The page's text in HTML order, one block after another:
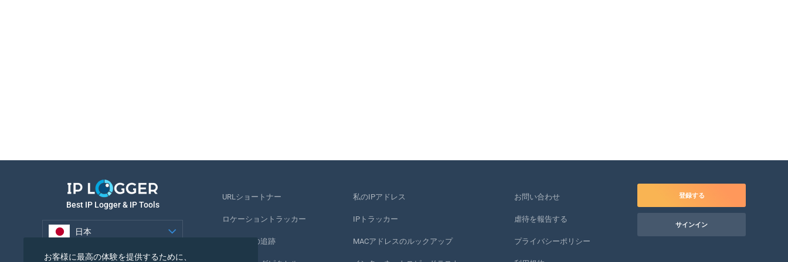
Best IP Logger & IP Tools
日本
日本
URLショートナー
ロケーショントラッカー
電話番号の追跡
私のIPアドレス
IPトラッカー
MACアドレスのルックアップ
お問い合わせ
虐待を報告する
プライバシーポリシー
登録する
サインイン
お客様に最高の体験を提供するために、